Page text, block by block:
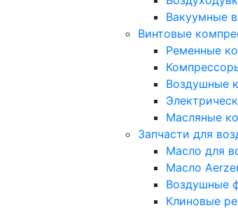
Вакуумные
Винтовые
Ременные
Воздушные
Масляные
Запчасти для
Масло для
Масло
Воздушные
Клиновые